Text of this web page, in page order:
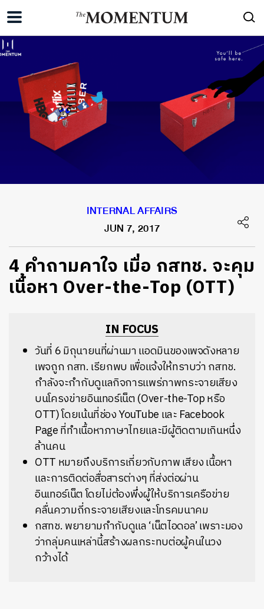
INTERNAL AFFAIRS
JUN 7, 2017
​4 คำถามคาใจ เมื่อ กสทช. จะคุม
เนื้อหา Over-the-Top (OTT)
IN FOCUS
วันที่ 6 มิถุนายนที่ผ่านมา แอดมินของเพจดังหลาย
เพจถูก กสท. เรียกพบ เพื่อแจ้งให้ทราบว่า กสทช.
กำลังจะกำกับดูแลกิจการแพร่ภาพกระจายเสียง
บนโครงข่ายอินเทอร์เน็ต (Over-the-Top หรือ
OTT) โดยเน้นที่ช่อง YouTube และ Facebook
Page ที่ทำเนื้อหาภาษาไทยและมีผู้ติดตามเกินหนึ่ง
ล้านคน
OTT หมายถึงบริการเกี่ยวกับภาพ เสียง เนื้อหา
และการติดต่อสื่อสารต่างๆ ที่ส่งต่อผ่าน
อินเทอร์เน็ต โดยไม่ต้องพึ่งผู้ให้บริการเครือข่าย
คลื่นความถี่กระจายเสียงและโทรคมนาคม
กสทช. พยายามกำกับดูแล ‘เน็ตไอดอล’ เพราะมอง
ว่ากลุ่มคนเหล่านี้สร้างผลกระทบต่อผู้คนในวง
กว้างได้